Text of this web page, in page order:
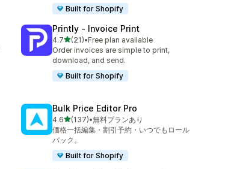
Built for Shopify
Printly ‑ Invoice Print
4.75つ星中
(21)
合計レビュー数：21件
•Free plan available
Order invoices are simple to print,
download, and send.
Built for Shopify
Bulk Price Editor Pro
4.65つ星中
(137)
合計レビュー数：137件
•無料プランあり
価格一括編集・割引予約・いつでもロール
バック。
Built for Shopify